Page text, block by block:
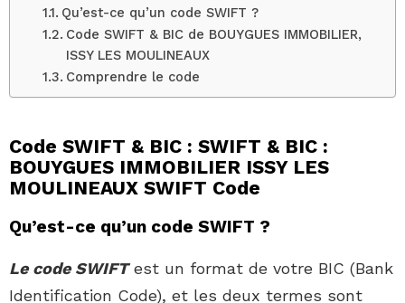
Qu’est-ce qu’un code SWIFT ?
Code SWIFT & BIC de BOUYGUES IMMOBILIER,
ISSY LES MOULINEAUX
Comprendre le code
Code SWIFT & BIC : SWIFT & BIC :
BOUYGUES IMMOBILIER ISSY LES
MOULINEAUX SWIFT Code
Qu’est-ce qu’un code SWIFT ?
Le code SWIFTest un format de votre BIC (Bank
Identification Code), et les deux termes sont